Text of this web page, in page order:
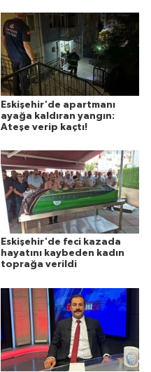
Eskişehir'de apartmanı
ayağa kaldıran yangın:
Ateşe verip kaçtı!
Eskişehir'de feci kazada
hayatını kaybeden kadın
toprağa verildi